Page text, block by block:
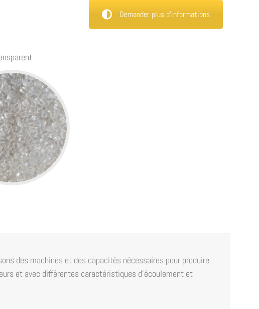
Demander plus d’informations
des machines et des capacités nécessaires pour produire
et avec différentes caractéristiques d'écoulement et